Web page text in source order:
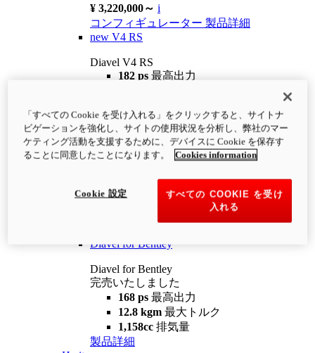
¥ 3,220,000～ i
コンフィギュレーター 製品詳細
new V4 RS
Diavel V4 RS
182 ps 最高出力
¥4,400,000 i
コンフィギュレーター 製品詳細
newV4 RS 100
12.2 kgm
最大トルク
装備重量（燃料を除く）
Diavel for Bentley
Diavel for Bentley
完売いたしました
168 ps 最高出力
12.8 kgm 最大トルク
1,158cc 排気量
製品詳細
「すべての Cookie を受け入れる」をクリックすると、サイトナ
ビゲーションを強化し、サイトの使用状況を分析し、弊社のマー
ケティング活動を支援するために、デバイスに Cookie を保存す
ることに同意したことになります。
Cookies information
すべての COOKIE を受け
入れる
Cookie 設定